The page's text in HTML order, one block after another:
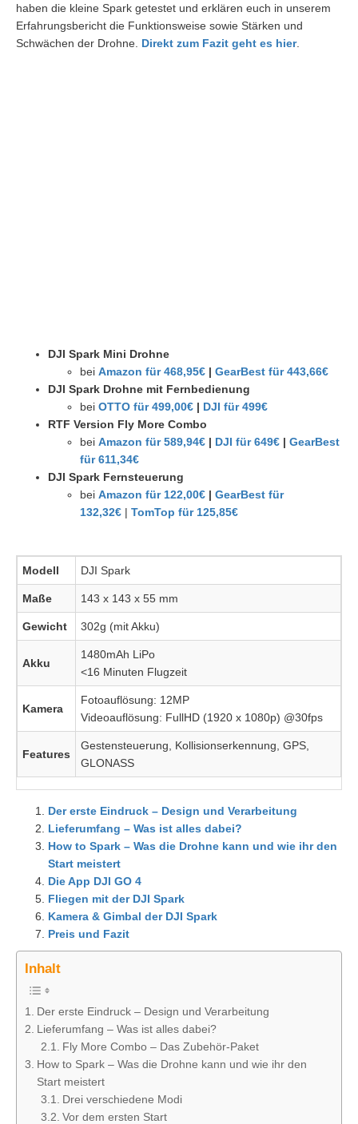
haben die kleine Spark getestet und erklären euch in unserem
Erfahrungsbericht die Funktionsweise sowie Stärken und
Schwächen der Drohne. Direkt zum Fazit geht es hier.
DJI Spark Mini Drohne
bei Amazon für 468,95€ | GearBest für 443,66€
DJI Spark Drohne mit Fernbedienung
bei OTTO für 499,00€ | DJI für 499€
RTF Version Fly More Combo
bei Amazon für 589,94€ | DJI für 649€ | GearBest
für 611,34€
DJI Spark Fernsteuerung
bei Amazon für 122,00€ | GearBest für
132,32€ | TomTop für 125,85€
Modell DJI Spark
Maße 143 x 143 x 55 mm
Gewicht 302g (mit Akku)
Akku
1480mAh LiPo
<16 Minuten Flugzeit
Kamera
Fotoauflösung: 12MP
Videoauflösung: FullHD (1920 x 1080p) @30fps
Features
Gestensteuerung, Kollisionserkennung, GPS,
GLONASS
Der erste Eindruck – Design und Verarbeitung
Lieferumfang – Was ist alles dabei?
How to Spark – Was die Drohne kann und wie ihr den
Start meistert
Die App DJI GO 4
Fliegen mit der DJI Spark
Kamera & Gimbal der DJI Spark
Preis und Fazit
Inhalt
Der erste Eindruck – Design und Verarbeitung
Lieferumfang – Was ist alles dabei?
Fly More Combo – Das Zubehör-Paket
How to Spark – Was die Drohne kann und wie ihr den
Start meistert
Drei verschiedene Modi
Vor dem ersten Start